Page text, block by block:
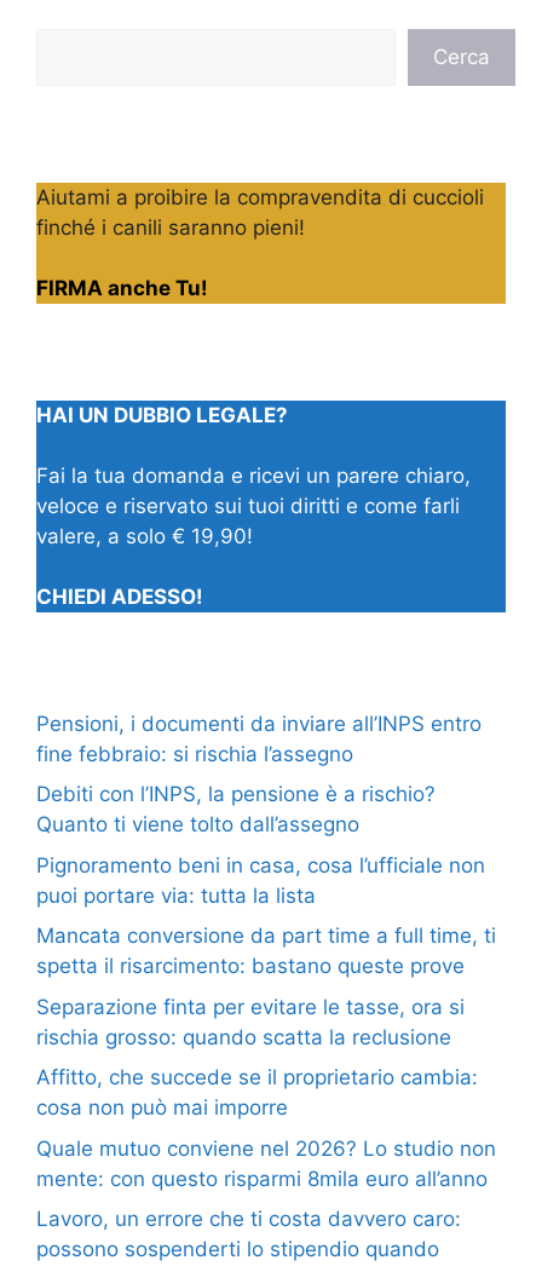
Cerca
Aiutami a proibire la compravendita di cuccioli
finché i canili saranno pieni!
FIRMA anche Tu!
HAI UN DUBBIO LEGALE?
Fai la tua domanda e ricevi un parere chiaro,
veloce e riservato sui tuoi diritti e come farli
valere, a solo € 19,90!
CHIEDI ADESSO!
Pensioni, i documenti da inviare all’INPS entro
fine febbraio: si rischia l’assegno
Debiti con l’INPS, la pensione è a rischio?
Quanto ti viene tolto dall’assegno
Pignoramento beni in casa, cosa l’ufficiale non
puoi portare via: tutta la lista
Mancata conversione da part time a full time, ti
spetta il risarcimento: bastano queste prove
Separazione finta per evitare le tasse, ora si
rischia grosso: quando scatta la reclusione
Affitto, che succede se il proprietario cambia:
cosa non può mai imporre
Quale mutuo conviene nel 2026? Lo studio non
mente: con questo risparmi 8mila euro all’anno
Lavoro, un errore che ti costa davvero caro:
possono sospenderti lo stipendio quando